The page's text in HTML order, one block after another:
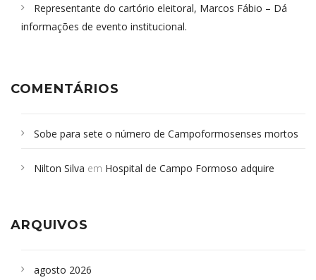
Representante do cartório eleitoral, Marcos Fábio – Dá
informações de evento institucional.
COMENTÁRIOS
Sobe para sete o número de Campoformosenses mortos
Campoformosenses que morreram em desabamentos são
Nilton Silva em Hospital de Campo Formoso adquire
ARQUIVOS
agosto 2026